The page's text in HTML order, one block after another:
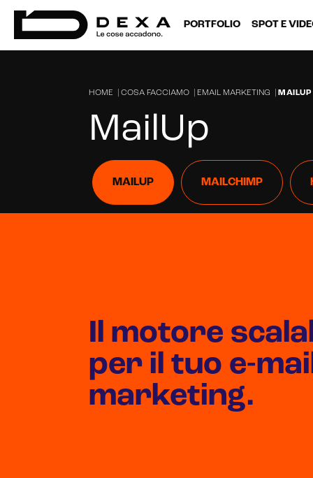
PORTFOLIO SPOT E
HOME COSA FACCIAMO EMAIL MARKETING MAILUP
MailUp
MAILUP MAILCHIMP
Il motore
per il tuo e-
marketing.